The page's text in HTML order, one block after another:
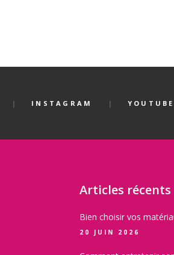
INSTAGRAM YOUTUBE
Articles récents
Bien choisir vos
20 JUIN 2026